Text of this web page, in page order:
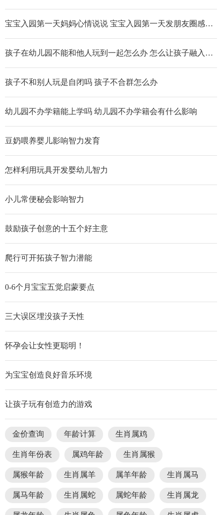
宝宝入园第一天妈妈心情说说 宝宝入园第一天发朋友圈感受说说
孩子在幼儿园不能和他人玩到一起怎么办 怎么让孩子融入集体
孩子不和别人玩是自闭吗 孩子不合群怎么办
幼儿园不办学籍能上学吗 幼儿园不办学籍会有什么影响
豆奶喂养婴儿影响智力发育
怎样利用玩具开发婴幼儿智力
小儿常便秘会影响智力
鼓励孩子创意的十五个好主意
爬行可开拓孩子智力潜能
0-6个月宝宝五觉启蒙要点
三大误区埋没孩子天性
怀孕会让女性更聪明！
为宝宝创造良好音乐环境
让孩子玩有创造力的游戏
金价查询 年龄计算 生肖属鸡
生肖年份表 属鸡年龄 生肖属猴
属猴年龄 生肖属羊 属羊年龄 生肖属马
属马年龄 生肖属蛇 属蛇年龄 生肖属龙